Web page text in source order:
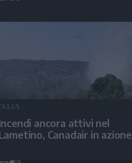
ancora attivi nel
Canadair in azione